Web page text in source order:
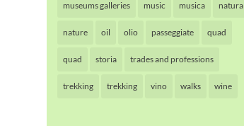
museums galleries music musica natura
nature oil olio passeggiate quad
quad storia trades and professions
trekking trekking vino walks wine